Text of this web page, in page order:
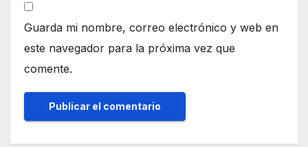
Guarda mi nombre, correo electrónico y web en
este navegador para la próxima vez que
comente.